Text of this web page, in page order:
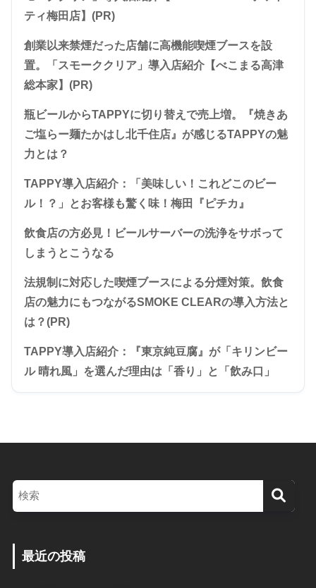
ティ梅田店】(PR)
創業以来禁煙だった店舗に高機能喫煙ブースを設
置。「スモーククリア」導入店紹介【べこまる高津
総本家】(PR)
瓶ビールからTAPPYに切り替えで売上増。『焼きあ
ご塩らー麺たかはし北千住店』が感じるTAPPYの魅
力とは？
TAPPY導入店紹介：「美味しい！これどこのビー
ル！？」とお客様も驚く味！梅田『ピチカ』
飲食店の方必見！ビールサーバーの洗浄をサボって
しまうとこうなる
法規制に対応した喫煙ブースによる分煙対策。飲食
店の魅力にもつながるSMOKE CLEARの導入方法と
は？(PR)
TAPPY導入店紹介：『東京純豆腐』が「キリンビー
ル 晴れ風」を選んだ理由は「香り」と「飲み口」
最近の投稿